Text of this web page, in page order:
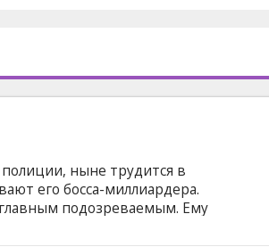
ныне трудится в
его босса-миллиардера.
подозреваемым. Ему